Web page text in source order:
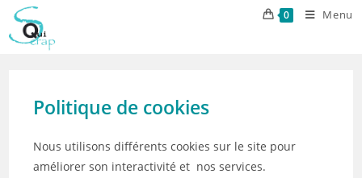
Skip
content
0 Menu
Politique de cookies
Nous utilisons différents cookies sur le site pour
améliorer son interactivité et nos services.